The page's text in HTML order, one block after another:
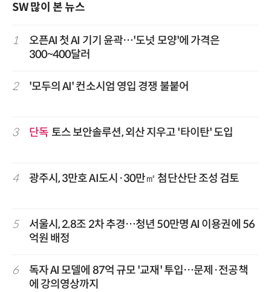
SW 많이 본 뉴스
1
오픈AI 첫 AI 기기 윤곽…'도넛 모양'에 가격은
300~400달러
2 '모두의 AI' 컨소시엄 영입 경쟁 불붙어
3 단독 토스 보안솔루션, 외산 지우고 '타이탄' 도입
4 광주시, 3만호 AI도시·30만㎡ 첨단산단 조성 검토
5
서울시, 2.8조 2차 추경…청년 50만명 AI 이용권에 56
억원 배정
6
독자 AI 모델에 87억 규모 '교재' 투입…문제·전공책
에 강의영상까지